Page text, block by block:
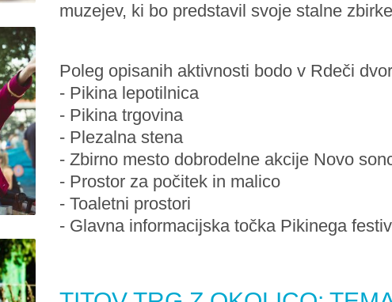
muzejev, ki bo predstavil svoje stalne
Poleg opisanih aktivnosti bodo v Rdeči
- Pikina lepotilnica
- Pikina trgovina
- Plezalna stena
- Zbirno mesto dobrodelne akcije Novo
- Prostor za počitek in malico
- Toaletni prostori
- Glavna informacijska točka Pikinega